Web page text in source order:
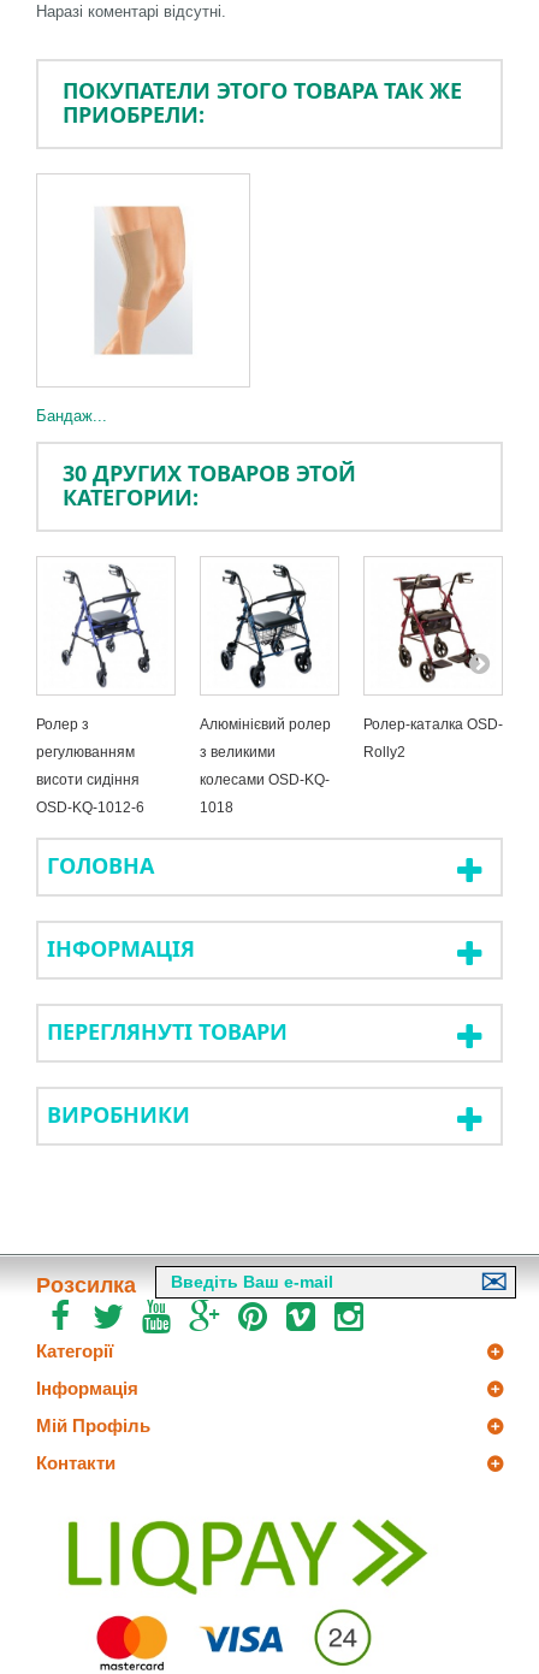
Наразі коментарі відсутні.
ПОКУПАТЕЛИ ЭТОГО ТОВАРА ТАК ЖЕ
ПРИОБРЕЛИ:
Бандаж...
30 ДРУГИХ ТОВАРОВ ЭТОЙ
КАТЕГОРИИ:
Ролер з
регулюванням
висоти сидіння
OSD-KQ-1012-6
Алюмінієвий ролер
з великими
колесами OSD-KQ-
1018
Ролер-каталка OSD-
Rolly2
ГОЛОВНА
ІНФОРМАЦІЯ
ПЕРЕГЛЯНУТІ ТОВАРИ
ВИРОБНИКИ
Розсилка
Категорії
Інформація
Мій Профіль
Контакти